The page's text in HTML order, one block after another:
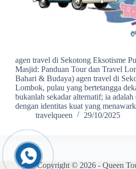
agen travel di Sekotong Eksotisme
Masjid: Panduan Tour dan Travel
Bahari & Budaya) agen travel di
Lombok, pulau yang bertetangga
bukanlah sekadar alternatif; ia adalah
dengan identitas kuat yang
travelqueen
29/10/2025
Copyright © 2026 - Queen